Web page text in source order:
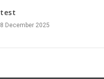
test
8 December 2025